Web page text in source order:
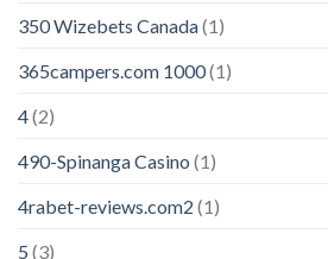
350 Wizebets Canada(1)
365campers.com 1000(1)
4(2)
490-Spinanga Casino (1)
4rabet-reviews.com2 (1)
5 (3)